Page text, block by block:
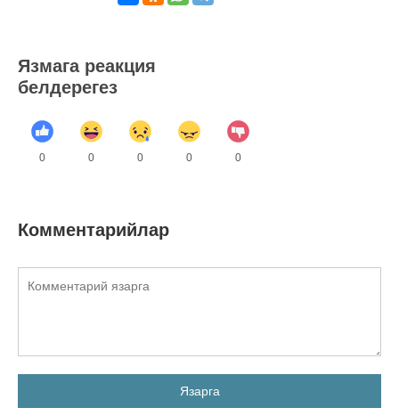
Язмага реакция
белдерегез
0 0 0 0 0
Комментарийлар
Язарга